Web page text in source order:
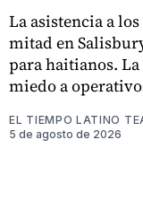
La asistencia a
mitad en
para haitianos.
miedo a
EL TIEMPO LATINO
5 de agosto de 2026